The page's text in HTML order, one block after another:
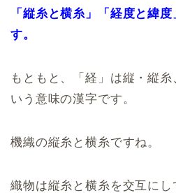
「縦糸と横糸」「経度と緯
す。
もともと、「経」は縦・縦
いう意味の漢字です。
機織の縦糸と横糸ですね。
織物は縦糸と横糸を交互にし